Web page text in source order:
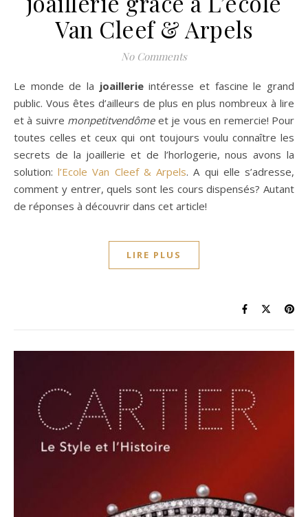
Van Cleef & Arpels
No Comments
Le monde de la joaillerieintéresse et fascine le grand
public. Vous êtes d’ailleurs de plus en plus nombreux à lire
et à suivre monpetitvendômeet je vous en remercie! Pour
toutes celles et ceux qui ont toujours voulu connaître les
secrets de la joaillerie et de l’horlogerie, nous avons la
solution:l’Ecole Van Cleef & Arpels. A qui elle s’adresse,
comment y entrer, quels sont les cours dispensés? Autant
de réponses à découvrir dans cet article!
LIRE PLUS